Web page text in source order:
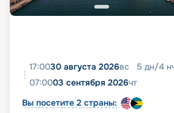
17:0030 августа 2026вс 5 дн/4
07:0003 сентября 2026чт
Вы посетите 2 страны: